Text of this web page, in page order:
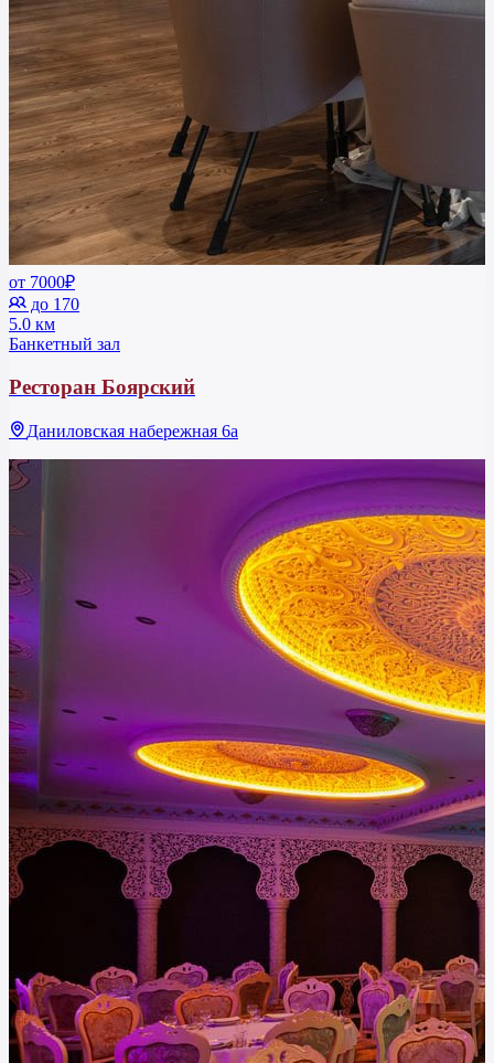
от 7000₽
до 170
5.0 км
Банкетный зал
Ресторан Боярский
Даниловская набережная 6а